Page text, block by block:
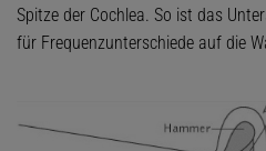
Spitze der Cochlea. So ist das
für Frequenzunterschiede auf die